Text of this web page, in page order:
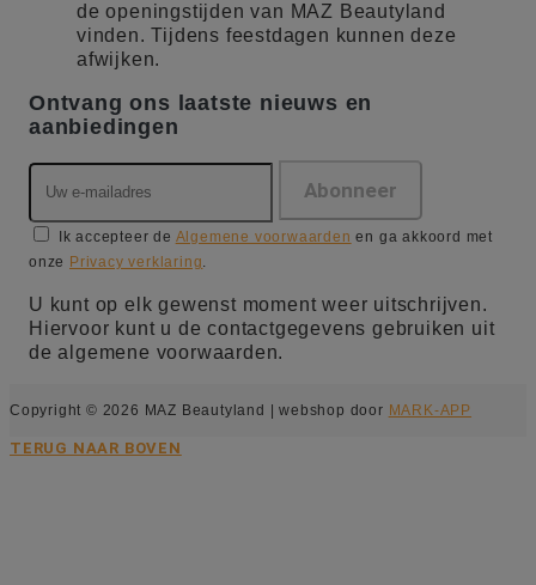
de openingstijden van MAZ Beautyland
vinden. Tijdens feestdagen kunnen deze
afwijken.
Ontvang ons laatste nieuws en
aanbiedingen
Ik accepteer de Algemene voorwaarden en ga akkoord met
onze Privacy verklaring
U kunt op elk gewenst moment weer uitschrijven.
Hiervoor kunt u de contactgegevens gebruiken uit
de algemene voorwaarden.
Copyright © 2026 MAZ Beautyland | webshop door MARK-APP
TERUG NAAR BOVEN